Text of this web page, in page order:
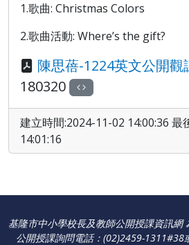
1.歌曲: Christmas Colors
2.歌曲活動: Where’s the gift?
陳思蓓-1224英文公開
180320
建立時間:2024-11-02 14:00:36 最
14:01:16
基隆市中小學校長及教師公開授課資訊網
公開授課詢問電話：(02)2459-1311#38